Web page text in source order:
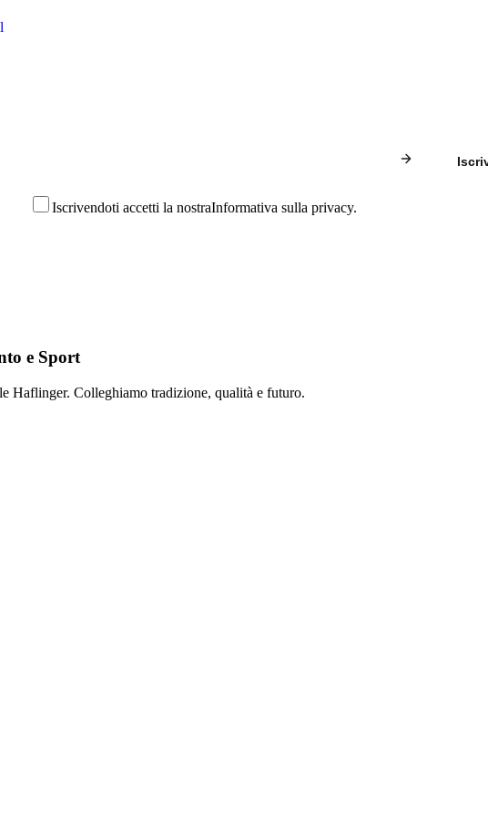
Iscrivendoti accetti la nostraInformativa sulla privacy.
e Sport
Haflinger. Colleghiamo tradizione, qualità e futuro.